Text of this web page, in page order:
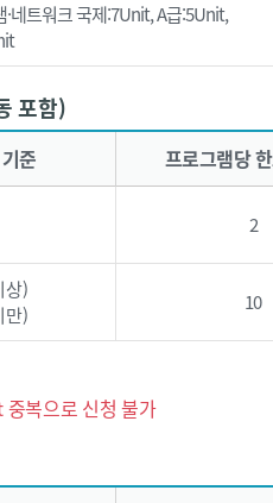
·네트워크 국제:7Unit, A급:5Unit,
포함)
준 프로그램당
2
상)
만)
10
복으로 신청 불가